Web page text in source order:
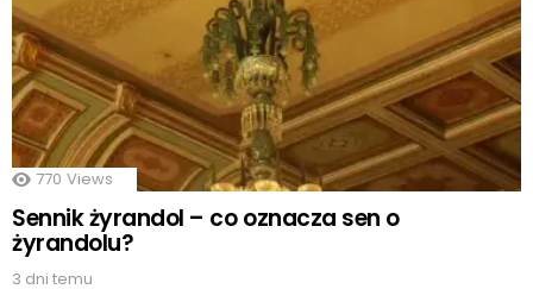
770 Views
Sennik żyrandol – co oznacza sen o
żyrandolu?
3 dni temu